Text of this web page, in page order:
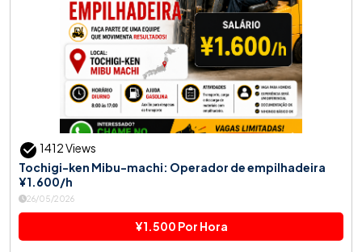
1412 Views
Tochigi-ken Mibu-machi: Operador de empilhadeira
¥1.600/h
26/05/2026
¥1.500 Por Hora